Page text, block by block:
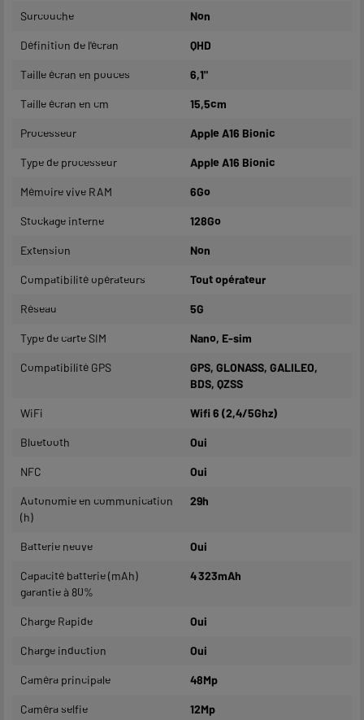
Surcouche Non
Définition de l'écran QHD
Taille écran en pouces 6,1"
Taille écran en cm 15,5cm
Processeur Apple A16 Bionic
Type de processeur Apple A16 Bionic
Mémoire vive RAM 6Go
Stockage interne 128Go
Extension Non
Compatibilité opérateurs Tout opérateur
Réseau 5G
Type de carte SIM Nano, E-sim
Compatibilité GPS
GPS, GLONASS, GALILEO,
BDS, QZSS
WiFi Wifi 6 (2,4/5Ghz)
Bluetooth Oui
NFC Oui
Autonomie en communication
(h)
29h
Batterie neuve Oui
Capacité batterie (mAh)
garantie à 80%
4 323mAh
Charge Rapide Oui
Charge induction Oui
Caméra principale 48Mp
Caméra selfie 12Mp